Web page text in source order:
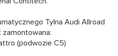
Tylna Audi Allroad
(podwozie C5)